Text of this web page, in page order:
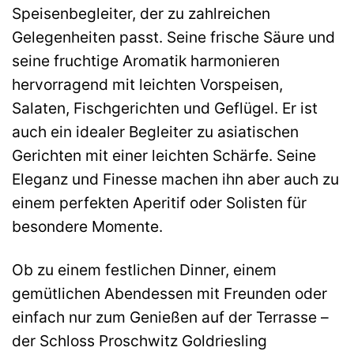
Speisenbegleiter, der zu zahlreichen
Gelegenheiten passt. Seine frische Säure und
seine fruchtige Aromatik harmonieren
hervorragend mit leichten Vorspeisen,
Salaten, Fischgerichten und Geflügel. Er ist
auch ein idealer Begleiter zu asiatischen
Gerichten mit einer leichten Schärfe. Seine
Eleganz und Finesse machen ihn aber auch zu
einem perfekten Aperitif oder Solisten für
besondere Momente.
Ob zu einem festlichen Dinner, einem
gemütlichen Abendessen mit Freunden oder
einfach nur zum Genießen auf der Terrasse –
der Schloss Proschwitz Goldriesling